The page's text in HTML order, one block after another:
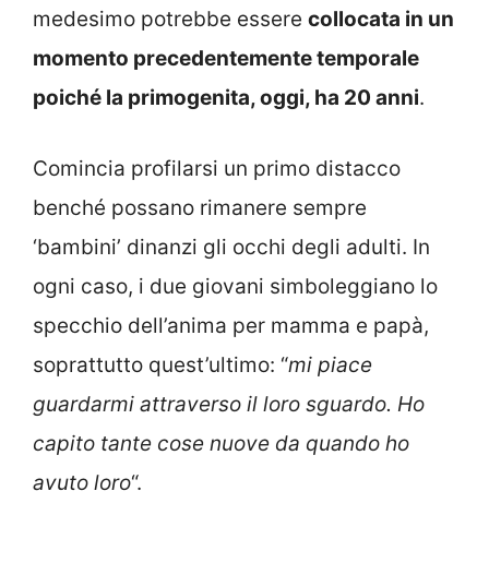
medesimo potrebbe essere collocata in un
momento precedentemente temporale
poiché la primogenita, oggi, ha 20 anni.
Comincia profilarsi un primo distacco
benché possano rimanere sempre
‘bambini’ dinanzi gli occhi degli adulti. In
ogni caso, i due giovani simboleggiano lo
specchio dell’anima per mamma e papà,
soprattutto quest’ultimo: “mi piace
guardarmi attraverso il loro sguardo. Ho
capito tante cose nuove da quando ho
avuto loro“.